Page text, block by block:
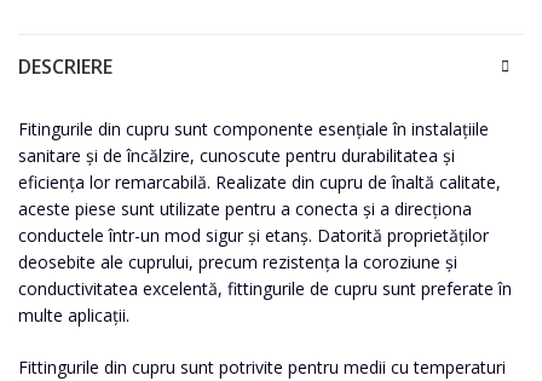
DESCRIERE
Fitingurile din cupru sunt componente esențiale în instalațiile
sanitare și de încălzire, cunoscute pentru durabilitatea și
eficiența lor remarcabilă. Realizate din cupru de înaltă calitate,
aceste piese sunt utilizate pentru a conecta și a direcționa
conductele într-un mod sigur și etanș. Datorită proprietăților
deosebite ale cuprului, precum rezistența la coroziune și
conductivitatea excelentă, fittingurile de cupru sunt preferate în
multe aplicații.
Fittingurile din cupru sunt potrivite pentru medii cu temperaturi